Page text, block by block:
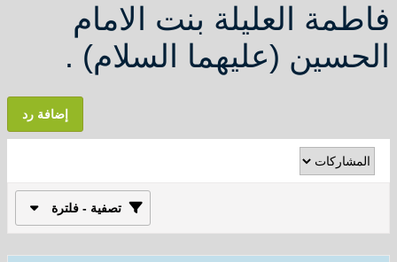
فاطمة العليلة بنت الامام
الحسين (عليهما السلام) .
إضافة رد
تصفية - فلترة